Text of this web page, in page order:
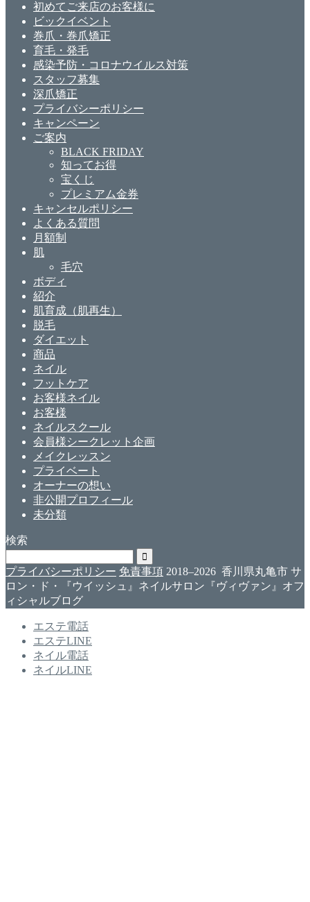
初めてご来店のお客様に
ビックイベント
巻爪・巻爪矯正
育毛・発毛
感染予防・コロナウイルス対策
スタッフ募集
深爪矯正
プライバシーポリシー
キャンペーン
ご案内
BLACK FRIDAY
知ってお得
宝くじ
プレミアム金券
キャンセルポリシー
よくある質問
月額制
肌
毛穴
ボディ
紹介
肌育成（肌再生）
脱毛
ダイエット
商品
ネイル
フットケア
お客様ネイル
お客様
ネイルスクール
会員様シークレット企画
メイクレッスン
プライベート
オーナーの想い
非公開プロフィール
未分類
検索
プライバシーポリシー 免責事項 2018–2026 香川県丸亀市 サ
ロン・ド・『ウイッシュ』ネイルサロン『ヴィヴァン』オフ
ィシャルブログ
エステ電話
エステLINE
ネイル電話
ネイルLINE